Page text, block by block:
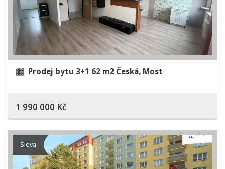
Prodej bytu 3+1 62 m2 Česká, Most
1 990 000 Kč
Sleva